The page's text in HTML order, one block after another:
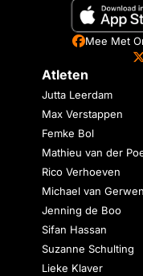
Mee Met
Atleten
Jutta Leerdam
Max Verstappen
Femke Bol
Mathieu van der
Rico Verhoeven
Michael van Gerwen
Jenning de Boo
Sifan Hassan
Suzanne Schulting
Lieke Klaver